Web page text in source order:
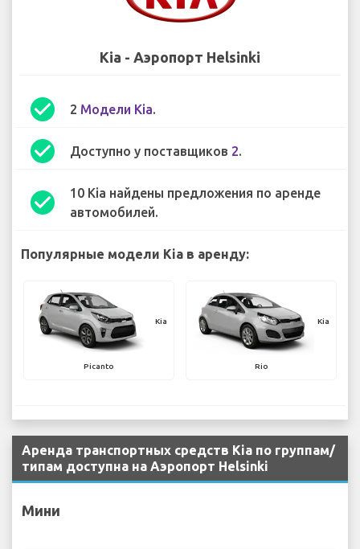
Kia - Аэропорт Helsinki
check_circle 2 Модели Kia.
check_circle Доступно у поставщиков 2.
check_circle
10 Kia найдены предложения по аренде
автомобилей.
Популярные модели Kia в аренду:
Kia
Picanto
Kia
Rio
Аренда транспортных средств Kia по группам/
типам доступна на Аэропорт Helsinki
Мини